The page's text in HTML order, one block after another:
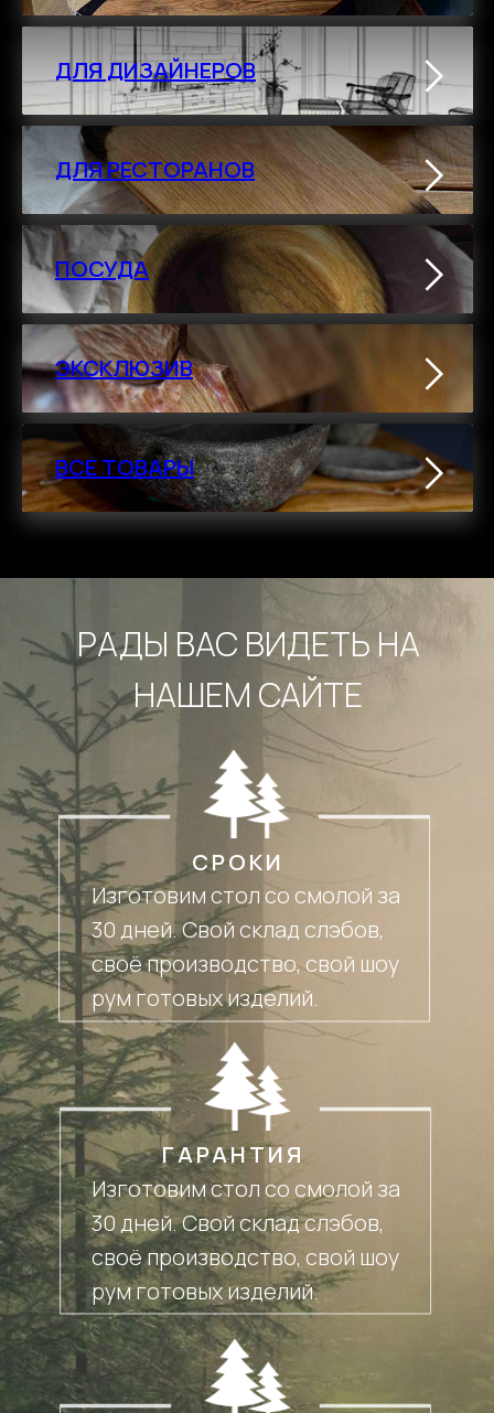
ДЛЯ ДИЗАЙНЕРОВ
ДЛЯ РЕСТОРАНОВ
ПОСУДА
ЭКСКЛЮЗИВ
ВСЕ ТОВАРЫ
Изготовим стол со смолой за
30 дней. Свой склад слэбов,
своё производство, свой шоу
рум готовых изделий.
СРОКИ
Изготовим стол со смолой за
30 дней. Свой склад слэбов,
своё производство, свой шоу
рум готовых изделий.
ГАРАНТИЯ
РАДЫ ВАС ВИДЕТЬ НА
НАШЕМ САЙТЕ